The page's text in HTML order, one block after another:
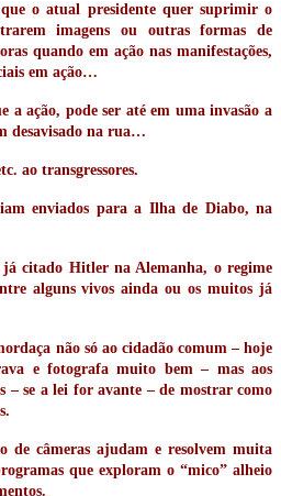
o atual presidente quer suprimir o
imagens ou outras formas de
quando em ação nas manifestações,
em ação…
a ação, pode ser até em uma invasão a
desavisado na rua…
ao transgressores.
enviados para a Ilha de Diabo, na
citado Hitler na Alemanha, o regime
alguns vivos ainda ou os muitos já
não só ao cidadão comum – hoje
e fotografa muito bem – mas aos
– se a lei for avante – de mostrar como
de câmeras ajudam e resolvem muita
que exploram o “mico” alheio